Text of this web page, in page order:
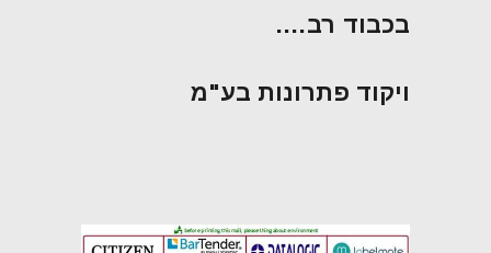
בכבוד רב….
ויקוד פתרונות בע"מ